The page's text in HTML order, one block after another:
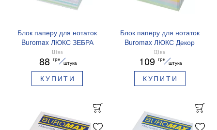
Блок паперу для нотаток
Buromax ЛЮКС ЗЕБРА
90х90х30мм не склеєний
BM.2261
Ціна
88 грн
штука
КУПИТИ
Блок паперу для нотаток
Buromax ЛЮКС Декор
90х90х30мм не склеєний
BM.2283
Ціна
109 грн
штука
КУПИТИ